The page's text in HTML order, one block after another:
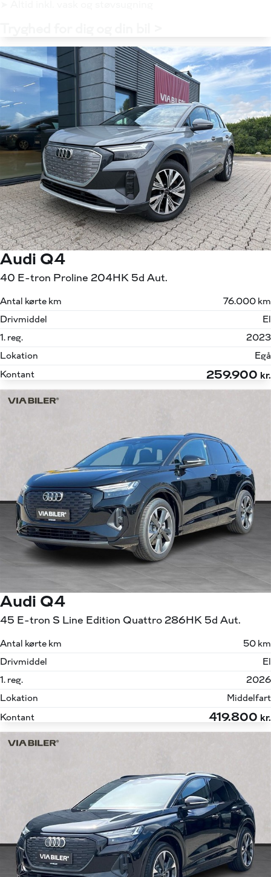
Audi Q4
40 E-tron Proline 204HK 5d Aut.
Antal kørte km
76.000 km
Drivmiddel
El
1. reg.
2023
Lokation
Egå
Kontant
259.900 kr.
Audi Q4
45 E-tron S Line Edition Quattro 286HK 5d Aut.
Antal kørte km
50 km
Drivmiddel
El
1. reg.
2026
Lokation
Middelfart
Kontant
419.800 kr.